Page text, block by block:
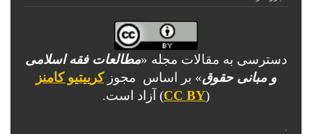
دسترسی به مقالات مجله «مطالعات فقه اسلامی
و مبانی حقوق» بر اساس مجوزکرییتیو کامنز
(
CC BY) آزاد است.
.